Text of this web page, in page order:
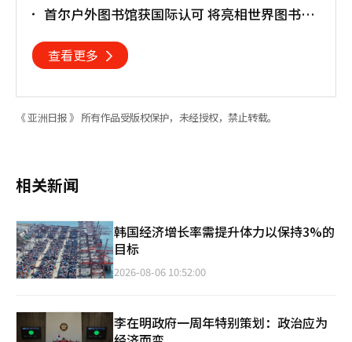
首尔户外图书馆获国际认可 将亮相世界图书馆
查看更多
《 亚洲日报 》 所有作品受版权保护，未经授权，禁止转载。
相关新闻
韩国经济增长率需提升体力以保持3%的
目标
2026-08-06 10:52:00
李在明政府一周年特别策划：政治应为